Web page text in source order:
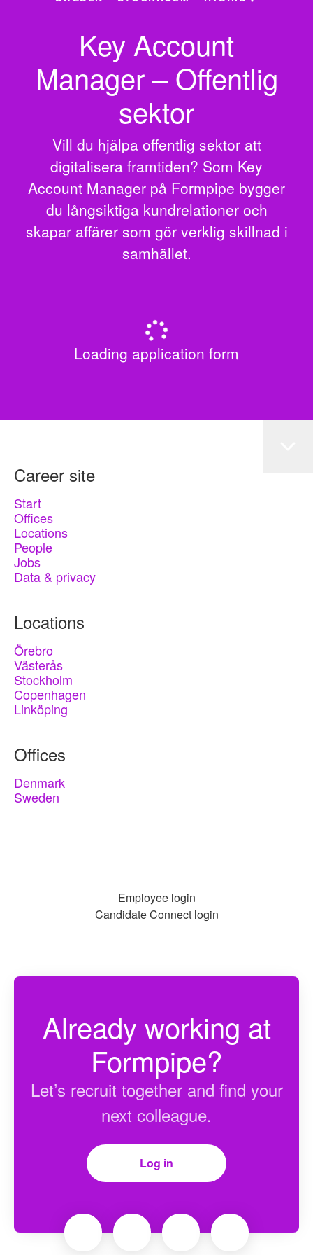
Key Account
Manager – Offentlig
sektor
Vill du hjälpa offentlig sektor att
digitalisera framtiden? Som Key
Account Manager på Formpipe bygger
du långsiktiga kundrelationer och
skapar affärer som gör verklig skillnad i
samhället.
Loading application form
Career site
Start
Offices
Locations
People
Jobs
Data & privacy
Locations
Örebro
Västerås
Stockholm
Copenhagen
Linköping
Offices
Denmark
Sweden
Employee login
Candidate Connect login
Already working at
Formpipe?
Let’s recruit together and find your
next colleague.
Log in